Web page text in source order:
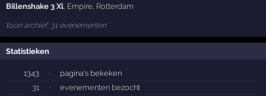
Billenshake 3 Xl, Empire, Rotterdam
toon archief, 31 evenementen
Statistieken
1343 ·
pagina's bekeken
31
·
evenementen bezocht